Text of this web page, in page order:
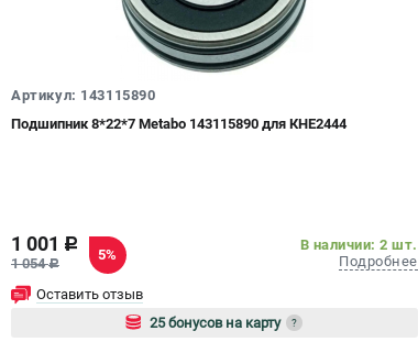
Артикул: 143115890
Подшипник 8*22*7 Metabo 143115890 для КНЕ2444
1 001 c
1 054c
5%
В наличии: 2 шт.
Подробнее
Оставить отзыв
25 бонусов на карту
?